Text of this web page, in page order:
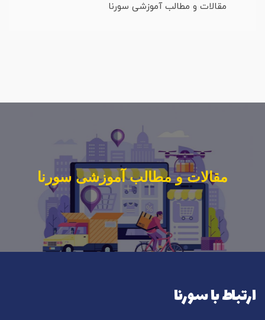
مقالات و مطالب آموزشی سورنا
مقالات و مطالب آموزشی سورنا
ارتباط با سورنا